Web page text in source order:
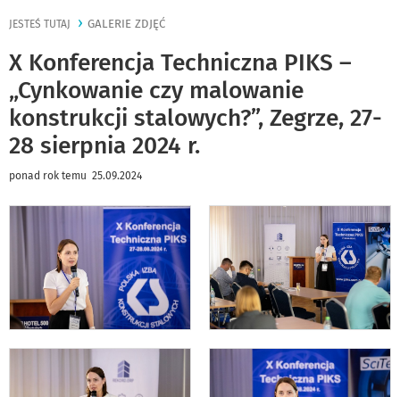
JESTEŚ TUTAJ GALERIE ZDJĘĆ
X Konferencja Techniczna PIKS –
„Cynkowanie czy malowanie
konstrukcji stalowych?”, Zegrze, 27-
28 sierpnia 2024 r.
ponad rok temu 25.09.2024